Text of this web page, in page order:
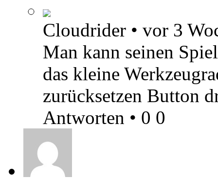
Cloudrider • vor 3
Man kann seinen
das kleine
zurücksetzen Button
Antworten • 0 0